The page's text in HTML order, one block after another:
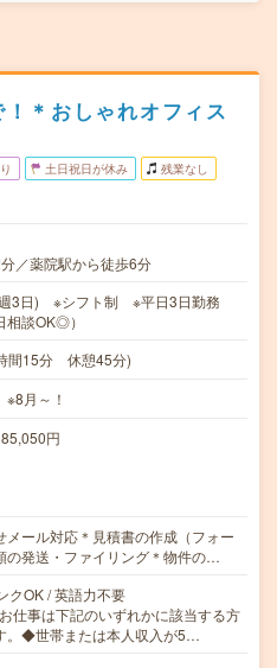
＊おしゃれオフィス
土日祝日が休み 残業なし
／薬院駅から徒歩6分
週3日) ※シフト制 ※平日3日勤務
談OK◎）
間15分 休憩45分)
月～！
円
メール対応＊見積書の作成（フォー
発送・ファイリング＊物件の…
クOK / 英語力不要
仕事は下記のいずれかに該当する方
。◆世帯または本人収入が5…